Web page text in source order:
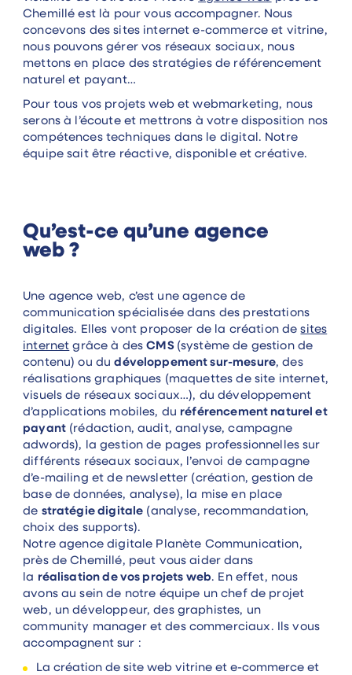
Chemillé est là pour vous accompagner. Nous
concevons des sites internet e-commerce et vitrine,
nous pouvons gérer vos réseaux sociaux, nous
mettons en place des stratégies de référencement
naturel et payant…
Pour tous vos projets web et webmarketing, nous
serons à l’écoute et mettrons à votre disposition nos
compétences techniques dans le digital. Notre
équipe sait être réactive, disponible et créative.
Qu’est-ce qu’une agence
web ?
Une agence web, c’est une agence de
communication spécialisée dans des prestations
digitales. Elles vont proposer de la création desites
internet grâce à desCMS (système de gestion de
contenu) ou dudéveloppement sur-mesure, des
réalisations graphiques (maquettes de site internet,
visuels de réseaux sociaux…), du développement
d’applications mobiles, du référencement naturel et
payant (rédaction, audit, analyse, campagne
adwords), la gestion de pages professionnelles sur
différents réseaux sociaux, l’envoi de campagne
d’e-mailing et de newsletter (création, gestion de
base de données, analyse), la mise en place
de stratégie digitale (analyse, recommandation,
choix des supports).
Notre agence digitale Planète Communication,
près de Chemillé, peut vous aider dans
la réalisation de vos projets web. En effet, nous
avons au sein de notre équipe un chef de projet
web, un développeur, des graphistes, un
community manager et des commerciaux. Ils vous
accompagnent sur :
La création de site web vitrine et e-commerce et